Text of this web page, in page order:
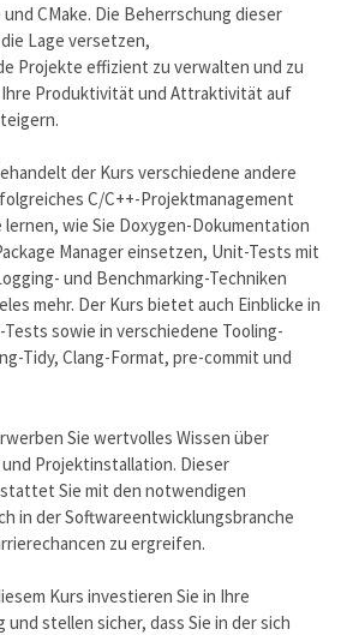
CMake. Die Beherrschung dieser
Lage versetzen,
Projekte effizient zu verwalten und zu
Produktivität und Attraktivität auf
der Kurs verschiedene andere
C/C++-Projektmanagement
wie Sie Doxygen-Dokumentation
Manager einsetzen, Unit-Tests mit
und Benchmarking-Techniken
mehr. Der Kurs bietet auch Einblicke in
Tests sowie in verschiedene Tooling-
Tidy, Clang-Format, pre-commit und
Sie wertvolles Wissen über
Projektinstallation. Dieser
Sie mit den notwendigen
in der Softwareentwicklungsbranche
zu ergreifen.
Kurs investieren Sie in Ihre
stellen sicher, dass Sie in der sich